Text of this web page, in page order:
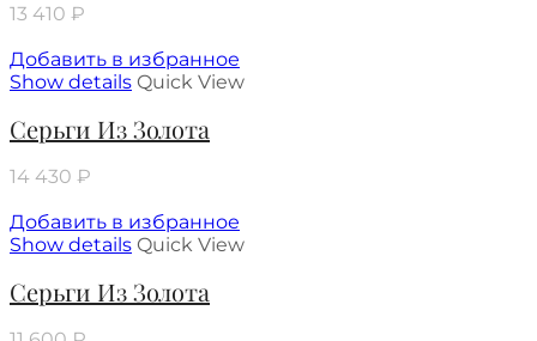
13 410 ₽
Добавить в избранное
Show details Quick View
Серьги Из Золота
14 430 ₽
Добавить в избранное
Show details Quick View
Серьги Из Золота